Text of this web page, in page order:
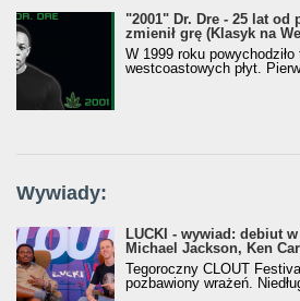
"2001" Dr. Dre - 25 lat
zmienił grę (Klasyk na
W 1999 roku
westcoastowych płyt.
Wywiady:
LUCKI - wywiad: debiut
Michael Jackson, Ken
Tegoroczny CLOUT
pozbawiony wrażeń.